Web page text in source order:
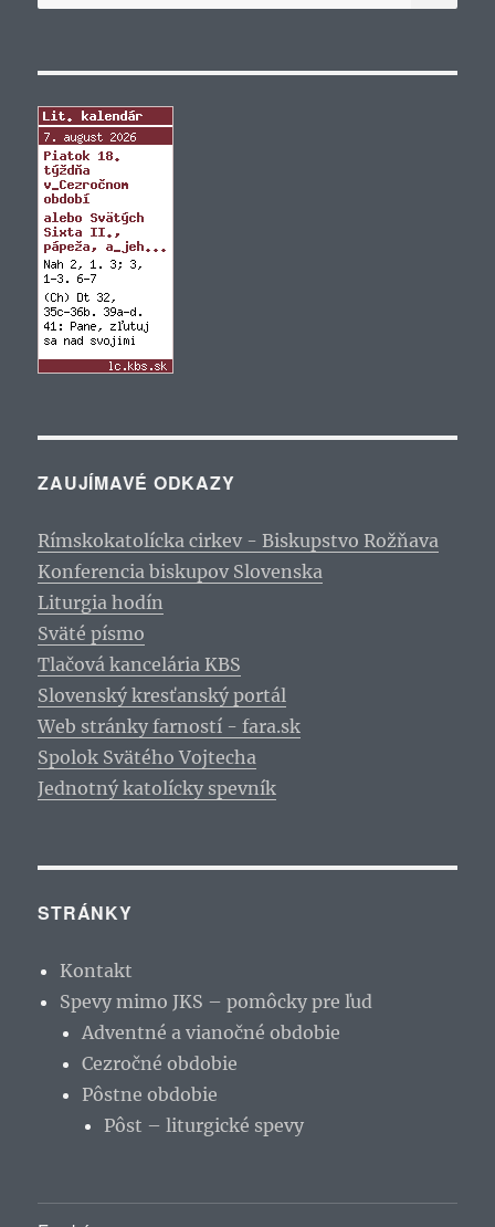
ZAUJÍMAVÉ ODKAZY
Rímskokatolícka cirkev - Biskupstvo Rožňava
Konferencia biskupov Slovenska
Liturgia hodín
Sväté písmo
Tlačová kancelária KBS
Slovenský kresťanský portál
Web stránky farností - fara.sk
Spolok Svätého Vojtecha
Jednotný katolícky spevník
STRÁNKY
Kontakt
Spevy mimo JKS – pomôcky pre ľud
Adventné a vianočné obdobie
Cezročné obdobie
Pôstne obdobie
Pôst – liturgické spevy